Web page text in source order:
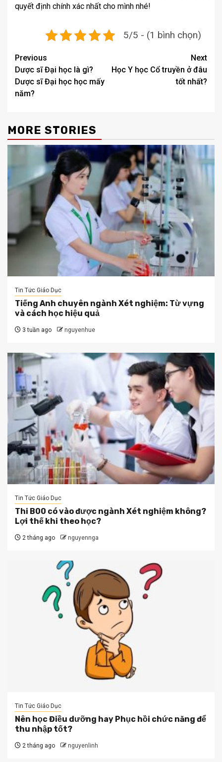
quyết định chính xác nhất cho mình nhé!
5/5 - (1 bình chọn)
Post
navigation
Previous
Dược sĩ Đại học là gì?
Dược sĩ Đại học học mấy
năm?
Next
Học Y học Cổ truyền ở đâu
tốt nhất?
MORE STORIES
Tin Tức Giáo Dục
Tiếng Anh chuyên ngành Xét nghiệm: Từ vựng
và cách học hiệu quả
3 tuần ago nguyenhue
Tin Tức Giáo Dục
Thi B00 có vào được ngành Xét nghiệm không?
Lợi thế khi theo học?
2 tháng ago nguyennga
Tin Tức Giáo Dục
Nên học Điều dưỡng hay Phục hồi chức năng để
thu nhập tốt?
2 tháng ago nguyenlinh